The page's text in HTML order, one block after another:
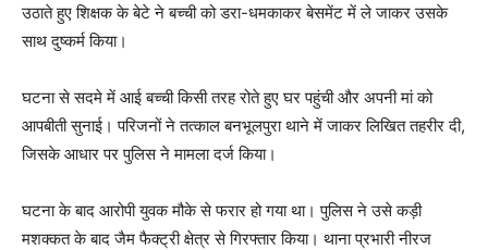
उठाते हुए शिक्षक के बेटे ने बच्ची को डरा-धमकाकर बेसमेंट में ले जाकर उसके
साथ दुष्कर्म किया।
घटना से सदमे में आई बच्ची किसी तरह रोते हुए घर पहुंची और अपनी मां को
आपबीती सुनाई। परिजनों ने तत्काल बनभूलपुरा थाने में जाकर लिखित तहरीर दी,
जिसके आधार पर पुलिस ने मामला दर्ज किया।
घटना के बाद आरोपी युवक मौके से फरार हो गया था। पुलिस ने उसे कड़ी
मशक्कत के बाद जैम फैक्ट्री क्षेत्र से गिरफ्तार किया। थाना प्रभारी नीरज